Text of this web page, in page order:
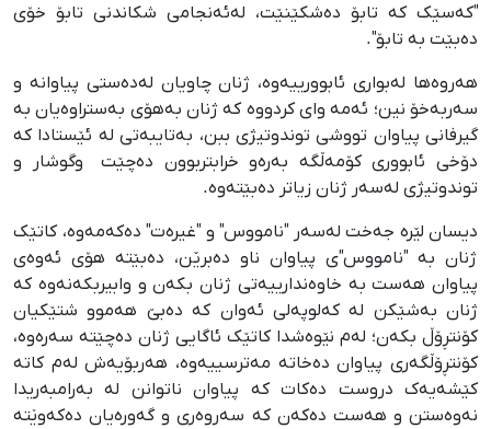
"کەسێک کە تابۆ دەشکێنێت، لەئەنجامی شکاندنی تابۆ خۆی
دەبێت بە تابۆ".
هەروەها لەبواری ئابوورییەوە، ژنان چاویان لەدەستی پیاوانە و
سەربەخۆ نین؛ ئەمە وای کردووە کە ژنان بەهۆی بەستراوەیان بە
گیرفانی پیاوان تووشی توندوتیژی ببن، بەتایبەتی لە ئێستادا کە
دۆخی ئابووری کۆمەڵگە بەرەو خرابتربوون دەچێت وگوشار و
توندوتیژی لەسەر ژنان زیاتر دەبێتەوە.
دیسان لێرە جەخت لەسەر "نامووس" و "غیرەت" دەکەمەوە، کاتێک
ژنان بە "نامووس"ی پیاوان ناو دەبرێن، دەبێتە هۆی ئەوەی
پیاوان هەست بە خاوەندارییەتی ژنان بکەن و وابیربکەنەوە کە
ژنان بەشێکن لە کەلوپەلی ئەوان کە دەبێ هەموو شتێکیان
کۆنتڕۆڵ بکەن؛ لەم نێوەشدا کاتێک ئاگایی ژنان دەچێتە سەرەوە،
کۆنتڕۆڵگەری پیاوان دەخاتە مەترسییەوە، هەربۆیەش لەم کاتە
کێشەیەک دروست دەکات کە پیاوان ناتوانن لە بەرامبەریدا
نەوەستن و هەست دەکەن کە سەروەری و گەورەیان دەکەوێتە